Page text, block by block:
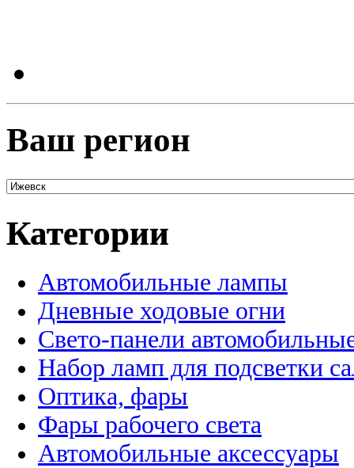
Ваш регион
Категории
Автомобильные лампы
Дневные ходовые огни
Свето-панели
Набор ламп для подсветки
Оптика, фары
Фары рабочего света
Автомобильные аксессуары